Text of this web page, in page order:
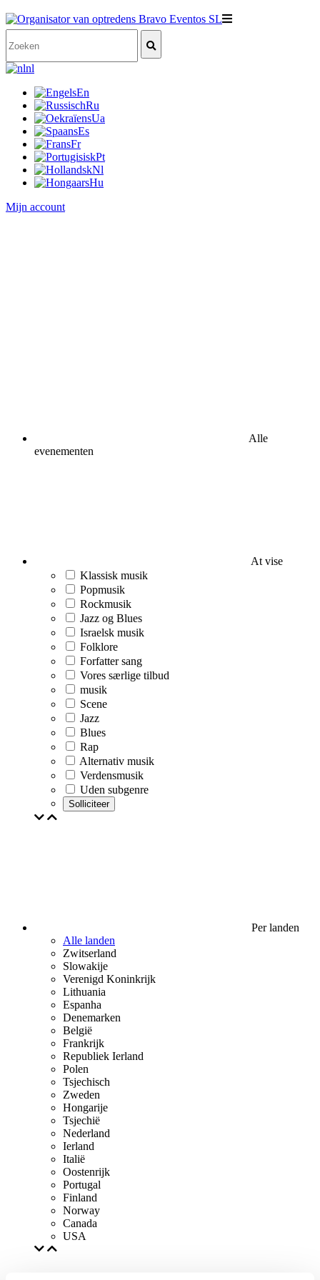
nl
En
Ru
Ua
Es
Fr
Pt
Nl
Hu
Mijn account
Alle
evenementen
At vise
Klassisk musik
Popmusik
Rockmusik
Jazz og Blues
Israelsk musik
Folklore
Forfatter sang
Vores særlige tilbud
musik
Scene
Jazz
Blues
Rap
Alternativ musik
Verdensmusik
Uden subgenre
Solliciteer
Per landen
Alle landen
Zwitserland
Slowakije
Verenigd Koninkrijk
Lithuania
Espanha
Denemarken
België
Frankrijk
Republiek Ierland
Polen
Tsjechisch
Zweden
Hongarije
Tsjechië
Nederland
Ierland
Italië
Oostenrijk
Portugal
Finland
Norway
Canada
USA